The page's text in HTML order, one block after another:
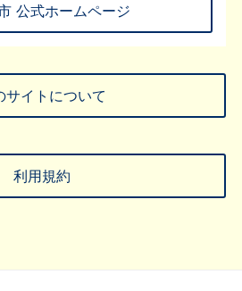
公式ホームページ
サイトについて
利用規約